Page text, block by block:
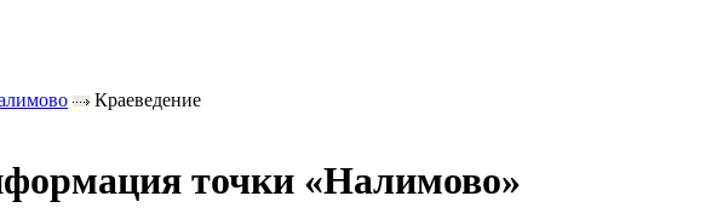
Краеведение
точки «Налимово»